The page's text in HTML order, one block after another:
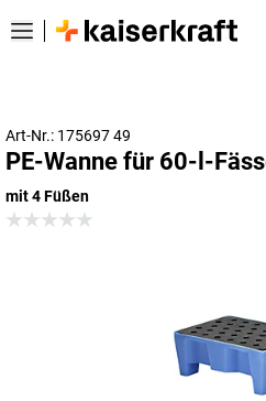
Art-Nr.: 175697 49
PE-Wanne für 60-l-
mit 4 Füßen